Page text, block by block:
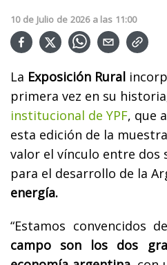
10 de Julio de 2026 a las 11:00
La Exposición Rural
primera vez en su
institucional de YPF, que
esta edición de la
valor el vínculo entre dos
para el desarrollo de la
energía.
“Estamos convencidos
campo son los dos